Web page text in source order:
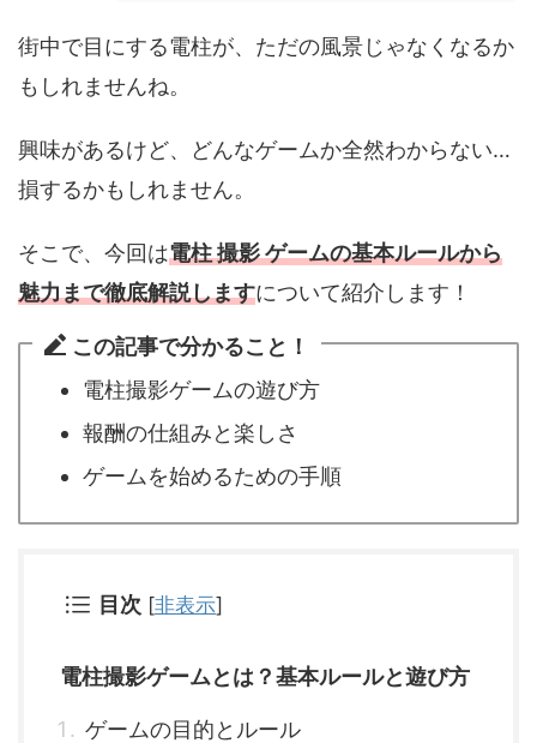
街中で目にする電柱が、ただの風景じゃなくなるか
もしれませんね。
興味があるけど、どんなゲームか全然わからない…
損するかもしれません。
そこで、今回は電柱 撮影 ゲームの基本ルールから
魅力まで徹底解説しますについて紹介します！
この記事で分かること！
電柱撮影ゲームの遊び方
報酬の仕組みと楽しさ
ゲームを始めるための手順
目次 [非表示]
電柱撮影ゲームとは？基本ルールと遊び方
ゲームの目的とルール